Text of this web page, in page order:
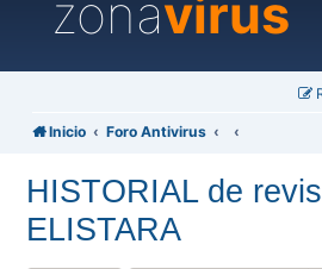
zonavirus
Inicio Foro Antivirus
HISTORIAL de
ELISTARA